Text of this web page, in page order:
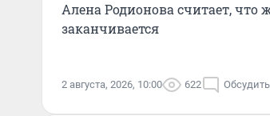
Алена Родионова считает,
заканчивается
2 августа, 2026, 10:00 622 Обсудить